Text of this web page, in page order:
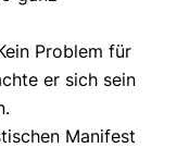
Problem für
er sich sein
Manifest